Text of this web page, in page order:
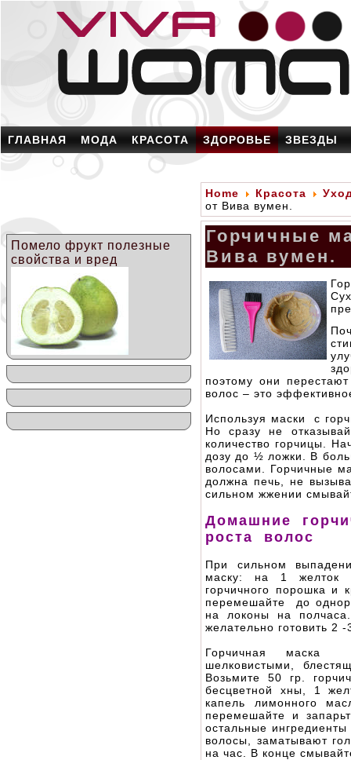
ГЛАВНАЯ МОДА КРАСОТА ЗДОРОВЬЕ ЗВЕЗДЫ
Помело фрукт полезные
свойства и вред
Home Красота
от Вива вумен.
Горчичные
Вива вумен.
поэтому они
волос – это
Используя маски с
Но сразу не
количество горчицы.
дозу до ½ ложки. В
волосами. Горчичные
должна печь, не
сильном жжении
Домашние
роста волос
При сильном
маску: на 1 желток
горчичного порошка и
перемешайте до
на локоны на
желательно готовить 2
Горчичная
шелковистыми,
Возьмите 50 гр.
бесцветной хны, 1
капель лимонного
перемешайте и
остальные
волосы, заматывают
на час. В конце